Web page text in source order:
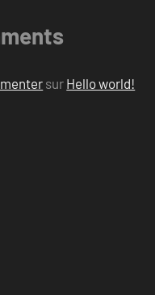
sur Hello world!